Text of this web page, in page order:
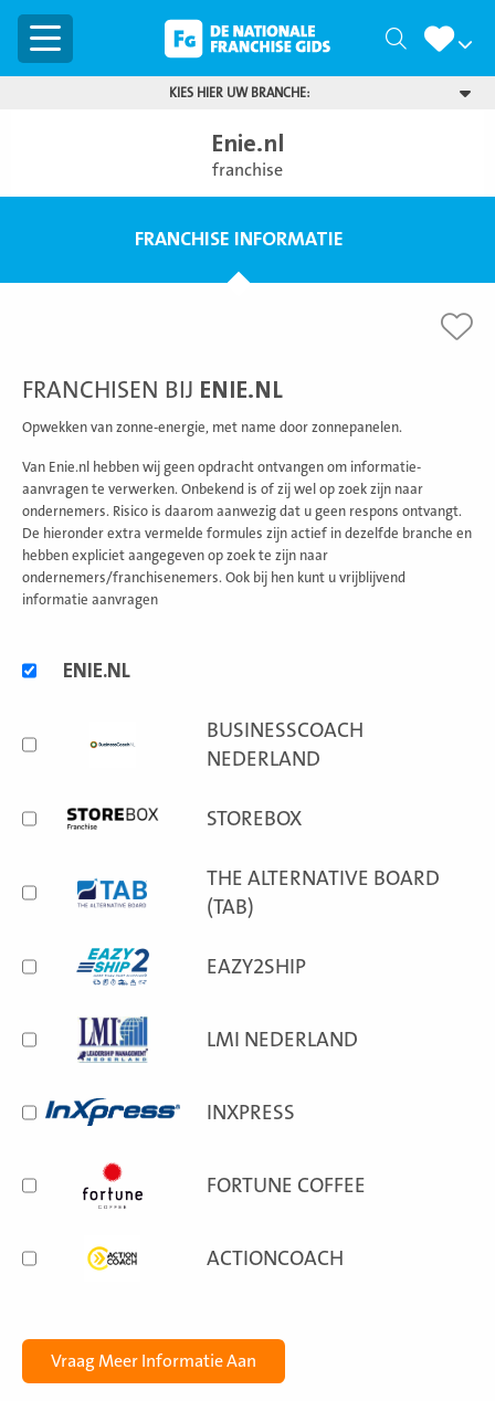
Menu Zoeken
KIES HIER UW BRANCHE:
Enie.nl
franchise
FRANCHISE INFORMATIE
FRANCHISEN BIJ ENIE.NL
Opwekken van zonne-energie, met name door zonnepanelen.
Van Enie.nl hebben wij geen opdracht ontvangen om informatie-
aanvragen te verwerken. Onbekend is of zij wel op zoek zijn naar
ondernemers. Risico is daarom aanwezig dat u geen respons ontvangt.
De hieronder extra vermelde formules zijn actief in dezelfde branche en
hebben expliciet aangegeven op zoek te zijn naar
ondernemers/franchisenemers. Ook bij hen kunt u vrijblijvend
informatie aanvragen
formulesENIE.NL
BUSINESSCOACH
NEDERLAND
STOREBOX
THE ALTERNATIVE BOARD
(TAB)
EAZY2SHIP
LMI NEDERLAND
INXPRESS
FORTUNE COFFEE
ACTIONCOACH